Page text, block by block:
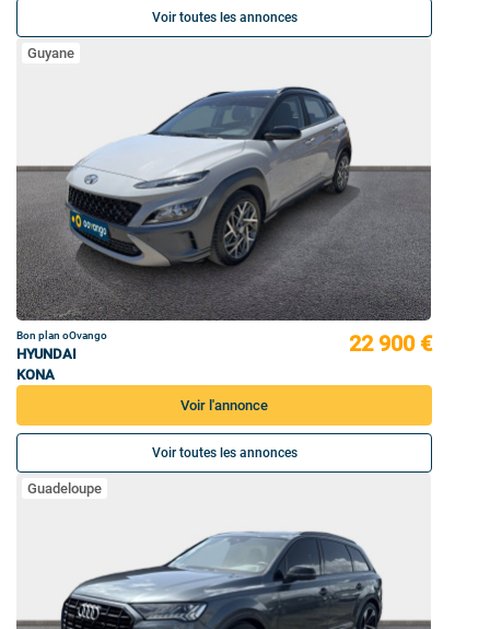
Voir toutes les annonces
Guyane
Bon plan oOvango
HYUNDAI
KONA
22 900 €
Voir l'annonce
Voir toutes les annonces
Guadeloupe